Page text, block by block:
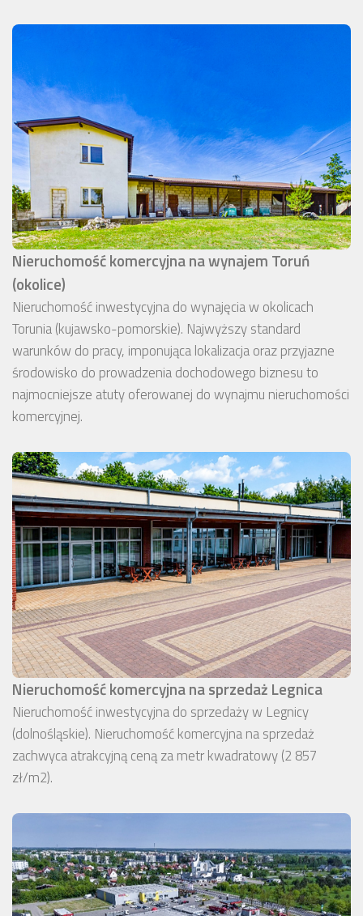
Nieruchomość komercyjna na wynajem Toruń
(okolice)
Nieruchomość inwestycyjna do wynajęcia w okolicach
Torunia (kujawsko-pomorskie). Najwyższy standard
warunków do pracy, imponująca lokalizacja oraz przyjazne
środowisko do prowadzenia dochodowego biznesu to
najmocniejsze atuty oferowanej do wynajmu nieruchomości
komercyjnej.
Nieruchomość komercyjna na sprzedaż Legnica
Nieruchomość inwestycyjna do sprzedaży w Legnicy
(dolnośląskie). Nieruchomość komercyjna na sprzedaż
zachwyca atrakcyjną ceną za metr kwadratowy (2 857
zł/m2).